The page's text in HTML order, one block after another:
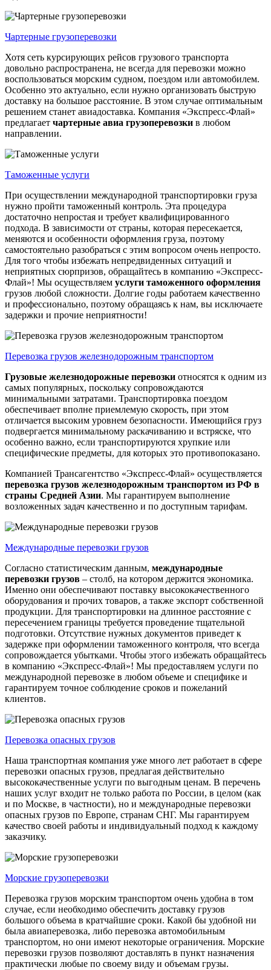
Чартерные грузоперевозки
Хотя сеть курсирующих рейсов грузового транспорта
довольно распространена, не всегда для перевозки можно
воспользоваться морским судном, поездом или автомобилем.
Особенно это актуально, если нужно организовать быструю
доставку на большое расстояние. В этом случае оптимальным
решением станет авиадоставка. Компания «Экспресс-Флай»
предлагает чартерные авиа грузоперевозки в любом
направлении.
Таможенные услуги
При осуществлении международной транспортировки груза
нужно пройти таможенный контроль. Эта процедура
достаточно непростая и требует квалифицированного
подхода. В зависимости от страны, которая пересекается,
меняются и особенности оформления груза, поэтому
самостоятельно разобраться с этим вопросом очень непросто.
Для того чтобы избежать непредвиденных ситуаций и
неприятных сюрпризов, обращайтесь в компанию «Экспресс-
Флай»! Мы осуществляем услуги таможенного оформления
грузов любой сложности. Долгие годы работаем качественно
и профессионально, поэтому обращаясь к нам, вы исключаете
задержки и прочие неприятности!
Перевозка грузов железнодорожным транспортом
Грузовые железнодорожные перевозки относятся к одним из
самых популярных, поскольку сопровождаются
минимальными затратами. Транспортировка поездом
обеспечивает вполне приемлемую скорость, при этом
отличается высоким уровнем безопасности. Имеющийся груз
подвергается минимальному раскачиванию и встряске, что
особенно важно, если транспортируются хрупкие или
специфические предметы, для которых это противопоказано.
Компанией Трансагентство «Экспресс-Флай» осуществляется
перевозка грузов железнодорожным транспортом из РФ в
страны Средней Азии. Мы гарантируем выполнение
возложенных задач качественно и по доступным тарифам.
Международные перевозки грузов
Согласно статистическим данным, международные
перевозки грузов – столб, на котором держится экономика.
Именно они обеспечивают поставку высококачественного
оборудования и прочих товаров, а также экспорт собственной
продукции. Для транспортировки на длинное расстояние с
пересечением границы требуется проведение тщательной
подготовки. Отсутствие нужных документов приведет к
задержке при оформлении таможенного контроля, что всегда
сопровождается убытками. Чтобы этого избежать обращайтесь
в компанию «Экспресс-Флай»! Мы предоставляем услуги по
международной перевозке в любом объеме и специфике и
гарантируем точное соблюдение сроков и пожеланий
клиентов.
Перевозка опасных грузов
Наша транспортная компания уже много лет работает в сфере
перевозки опасных грузов, предлагая действительно
высококачественные услуги по выгодным ценам. В перечень
наших услуг входит не только работа по России, в целом (как
и по Москве, в частности), но и международные перевозки
опасных грузов по Европе, странам СНГ. Мы гарантируем
качество своей работы и индивидуальный подход к каждому
заказчику.
Морские грузоперевозки
Перевозка грузов морским транспортом очень удобна в том
случае, если необходимо обеспечить доставку грузов
большого объема в кратчайшие сроки. Какой бы удобной ни
была авиаперевозка, либо перевозка автомобильным
транспортом, но они имеют некоторые ограничения. Морские
перевозки грузов позволяют доставлять в пункт назначения
практически любые по своему виду и объемам грузы.